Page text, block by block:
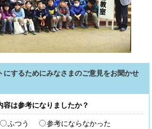
にするためにみなさまのご意見をお聞かせ
容は参考になりましたか？
ふつう 参考にならなかった